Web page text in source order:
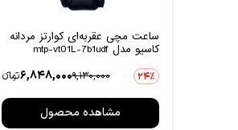
ساعت مچی عقربه‌ای کوارتز مردانه
کاسیو مدل mtp-vt01L-7b1udf
24٪ 9,130,000
6,848,000تومانءء
مشاهده محصول